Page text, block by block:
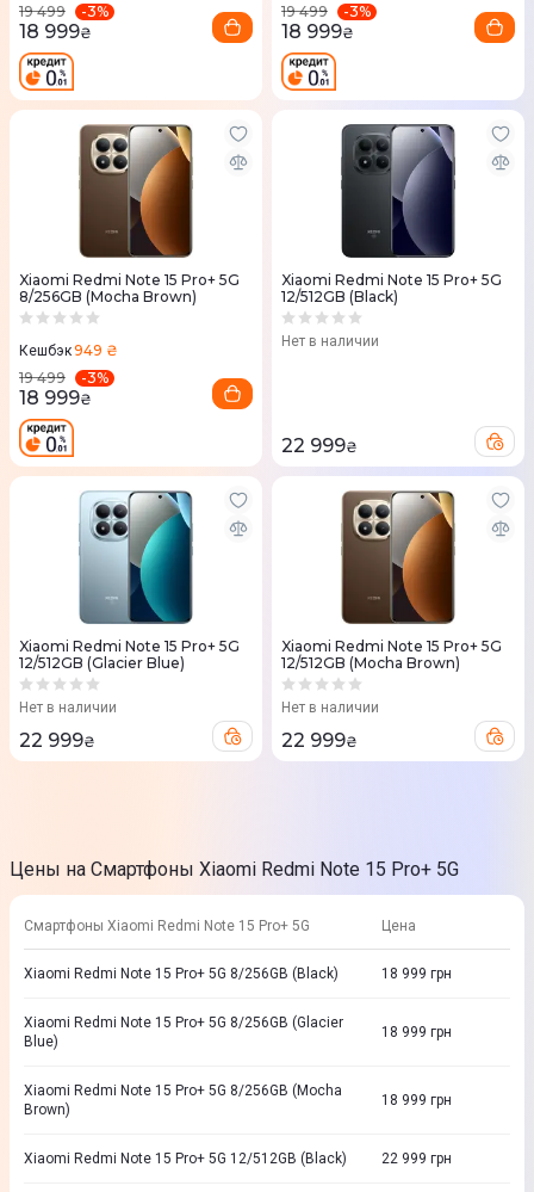
19 499
-3%
18 999₴
19 499
-3%
18 999₴
Xiaomi Redmi Note 15 Pro+ 5G
8/256GB (Mocha Brown)
Кешбэк949 ₴
19 499
-3%
18 999₴
Xiaomi Redmi Note 15 Pro+ 5G
12/512GB (Black)
Нет в наличии
22 999₴
Xiaomi Redmi Note 15 Pro+ 5G
12/512GB (Glacier Blue)
Нет в наличии
22 999₴
Xiaomi Redmi Note 15 Pro+ 5G
12/512GB (Mocha Brown)
Нет в наличии
22 999₴
Цены на Смартфоны Xiaomi Redmi Note 15 Pro+ 5G
Смартфоны Xiaomi Redmi Note 15 Pro+ 5G Цена
Xiaomi Redmi Note 15 Pro+ 5G 8/256GB (Black) 18 999 грн
Xiaomi Redmi Note 15 Pro+ 5G 8/256GB (Glacier
Blue)
18 999 грн
Xiaomi Redmi Note 15 Pro+ 5G 8/256GB (Mocha
Brown)
18 999 грн
Xiaomi Redmi Note 15 Pro+ 5G 12/512GB (Black) 22 999 грн